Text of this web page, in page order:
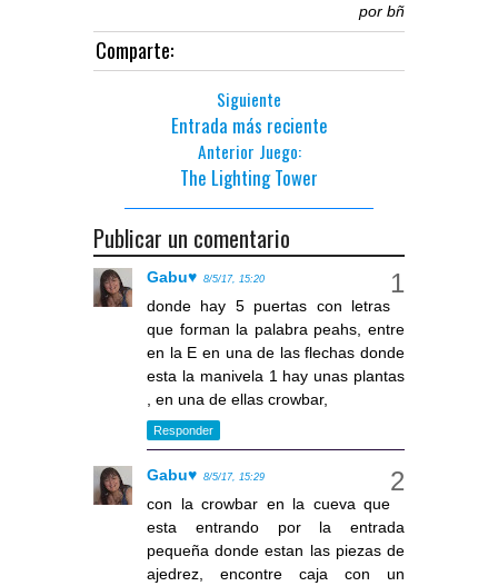
por bñ
Comparte:
Siguiente
Entrada más reciente
Anterior Juego:
The Lighting Tower
Publicar un comentario
Gabu♥ 8/5/17, 15:20
donde hay 5 puertas con letras
que forman la palabra peahs, entre
en la E en una de las flechas donde
esta la manivela 1 hay unas plantas
, en una de ellas crowbar,
Responder
Gabu♥ 8/5/17, 15:29
con la crowbar en la cueva que
esta entrando por la entrada
pequeña donde estan las piezas de
ajedrez, encontre caja con un